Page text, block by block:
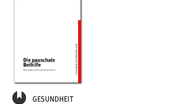
GESUNDHEIT